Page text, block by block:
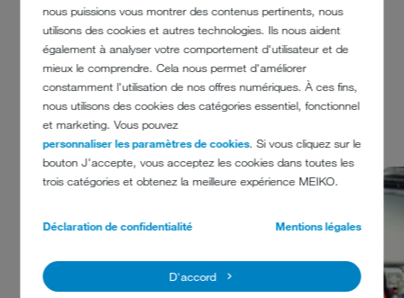
nous puissions vous montrer des contenus pertinents, nous
utilisons des cookies et autres technologies. Ils nous aident
également à analyser votre comportement d'utilisateur et de
mieux le comprendre. Cela nous permet d'améliorer
constamment l'utilisation de nos offres numériques. À ces fins,
nous utilisons des cookies des catégories essentiel, fonctionnel
et marketing. Vous pouvez
personnaliser les paramètres de cookies. Si vous cliquez sur le
bouton J'accepte, vous acceptez les cookies dans toutes les
trois catégories et obtenez la meilleure expérience MEIKO.
Déclaration de confidentialité Mentions légales
D'accord
RÉFÉRENCES